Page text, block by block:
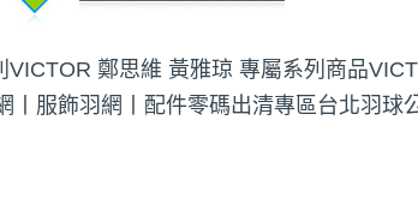
VICTOR 鄭思維 黃雅琼 專屬系列商品
丨服飾羽網丨配件零碼出清專區台北羽球